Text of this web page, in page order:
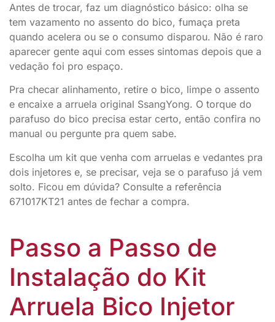
Antes de trocar, faz um diagnóstico básico: olha se
tem vazamento no assento do bico, fumaça preta
quando acelera ou se o consumo disparou. Não é raro
aparecer gente aqui com esses sintomas depois que a
vedação foi pro espaço.
Pra checar alinhamento, retire o bico, limpe o assento
e encaixe a arruela original SsangYong. O torque do
parafuso do bico precisa estar certo, então confira no
manual ou pergunte pra quem sabe.
Escolha um kit que venha com arruelas e vedantes pra
dois injetores e, se precisar, veja se o parafuso já vem
solto. Ficou em dúvida? Consulte a referência
671017KT21 antes de fechar a compra.
Passo a Passo de
Instalação do Kit
Arruela Bico Injetor